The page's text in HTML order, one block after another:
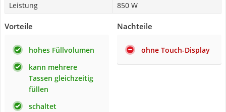
Leistung
850 W
Vorteile
hohes Füllvolumen
kann mehrere
Tassen gleichzeitig
füllen
schaltet
Nachteile
ohne Touch-Display